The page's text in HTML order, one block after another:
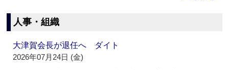
人事・組織
大津賀会長が退任へ ダイト
2026年07月24日 (金)